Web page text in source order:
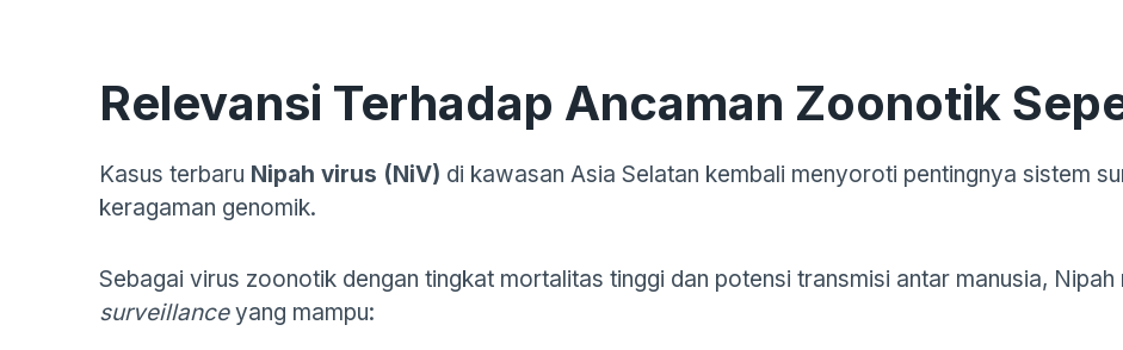
Relevansi Terhadap Ancaman Zoonotik
Kasus terbaru Nipah virus (NiV) di kawasan Asia Selatan kembali menyoroti pentingnya sistem
keragaman genomik.
Sebagai virus zoonotik dengan tingkat mortalitas tinggi dan potensi transmisi antar manusia, Nipah
surveillanceyang mampu: